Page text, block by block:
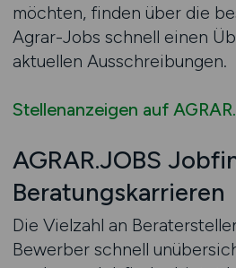
möchten, finden über die
Agrar-Jobs schnell einen
aktuellen Ausschreibungen.
Stellenanzeigen auf
AGRAR.JOBS
Beratungskarrieren
Die Vielzahl an
Bewerber schnell